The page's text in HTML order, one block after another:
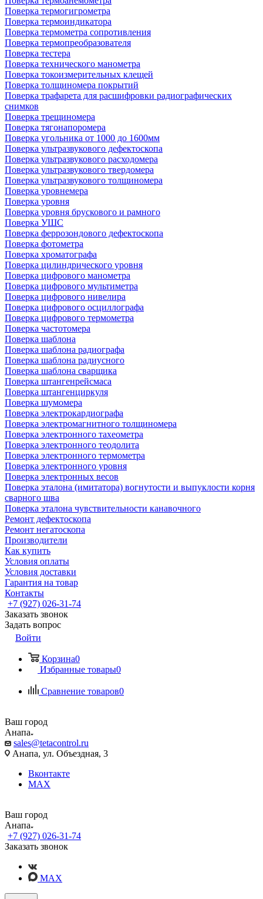
Поверка термогигрометра
Поверка термоиндикатора
Поверка термометра сопротивления
Поверка термопреобразователя
Поверка тестера
Поверка технического манометра
Поверка токоизмерительных клещей
Поверка толщиномера покрытий
Поверка трафарета для расшифровки радиографических
снимков
Поверка трещиномера
Поверка тягонапоромера
Поверка угольника от 1000 до 1600мм
Поверка ультразвукового дефектоскопа
Поверка ультразвукового расходомера
Поверка ультразвукового твердомера
Поверка ультразвукового толщиномера
Поверка уровнемера
Поверка уровня
Поверка уровня брускового и рамного
Поверка УШС
Поверка феррозондового дефектоскопа
Поверка фотометра
Поверка хроматографа
Поверка цилиндрического уровня
Поверка цифрового манометра
Поверка цифрового мультиметра
Поверка цифрового нивелира
Поверка цифрового осциллографа
Поверка цифрового термометра
Поверка частотомера
Поверка шаблона
Поверка шаблона радиографа
Поверка шаблона радиусного
Поверка шаблона сварщика
Поверка штангенрейсмаса
Поверка штангенциркуля
Поверка шумомера
Поверка электрокардиографа
Поверка электромагнитного толщиномера
Поверка электронного тахеометра
Поверка электронного теодолита
Поверка электронного термометра
Поверка электронного уровня
Поверка электронных весов
Поверка эталона (имитатора) вогнутости и выпуклости корня
сварного шва
Поверка эталона чувствительности канавочного
Ремонт дефектоскопа
Ремонт негатоскопа
Производители
Как купить
Условия оплаты
Условия доставки
Гарантия на товар
Контакты
+7 (927) 026-31-74
Заказать звонок
Задать вопрос
Войти
Корзина0
Избранные товары0
Сравнение товаров0
Ваш город
Анапа
sales@tetacontrol.ru
Анапа, ул. Объездная, 3
Вконтакте
MAX
Ваш город
Анапа
+7 (927) 026-31-74
Заказать звонок
MAX